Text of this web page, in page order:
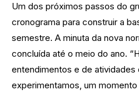
Um dos próximos passos do
cronograma para construir a
semestre. A minuta da nova
concluída até o meio do ano.
entendimentos e de atividades
experimentamos, um